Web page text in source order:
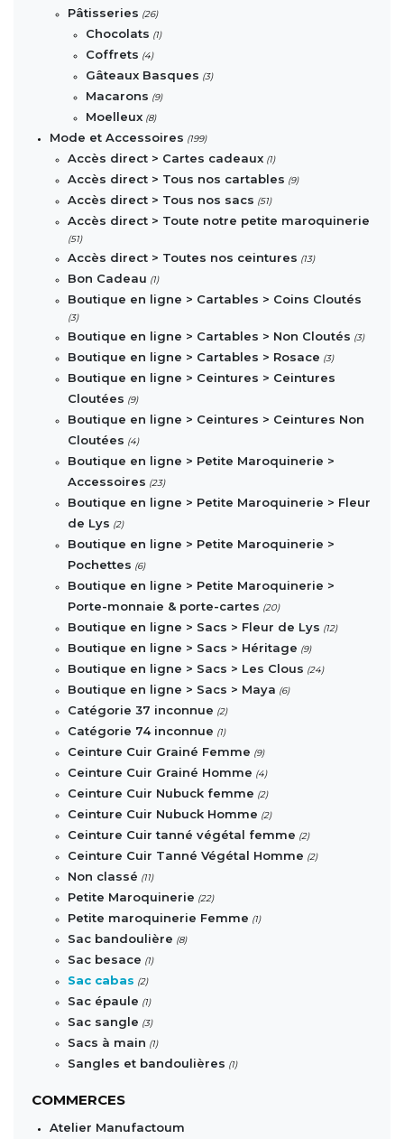
Pâtisseries (26)
Chocolats (1)
Coffrets (4)
Gâteaux Basques (3)
Macarons (9)
Moelleux (8)
Mode et Accessoires (199)
Accès direct > Cartes cadeaux (1)
Accès direct > Tous nos cartables (9)
Accès direct > Tous nos sacs (51)
Accès direct > Toute notre petite maroquinerie
(51)
Accès direct > Toutes nos ceintures (13)
Bon Cadeau (1)
Boutique en ligne > Cartables > Coins Cloutés
(3)
Boutique en ligne > Cartables > Non Cloutés (3)
Boutique en ligne > Cartables > Rosace (3)
Boutique en ligne > Ceintures > Ceintures
Cloutées (9)
Boutique en ligne > Ceintures > Ceintures Non
Cloutées (4)
Boutique en ligne > Petite Maroquinerie >
Accessoires (23)
Boutique en ligne > Petite Maroquinerie > Fleur
de Lys (2)
Boutique en ligne > Petite Maroquinerie >
Pochettes (6)
Boutique en ligne > Petite Maroquinerie >
Porte-monnaie & porte-cartes (20)
Boutique en ligne > Sacs > Fleur de Lys (12)
Boutique en ligne > Sacs > Héritage (9)
Boutique en ligne > Sacs > Les Clous (24)
Boutique en ligne > Sacs > Maya (6)
Catégorie 37 inconnue (2)
Catégorie 74 inconnue (1)
Ceinture Cuir Grainé Femme (9)
Ceinture Cuir Grainé Homme (4)
Ceinture Cuir Nubuck femme (2)
Ceinture Cuir Nubuck Homme (2)
Ceinture Cuir tanné végétal femme (2)
Ceinture Cuir Tanné Végétal Homme (2)
Non classé (11)
Petite Maroquinerie (22)
Petite maroquinerie Femme (1)
Sac bandoulière (8)
Sac besace (1)
Sac cabas (2)
Sac épaule (1)
Sac sangle (3)
Sacs à main (1)
Sangles et bandoulières (1)
COMMERCES
Atelier Manufactoum